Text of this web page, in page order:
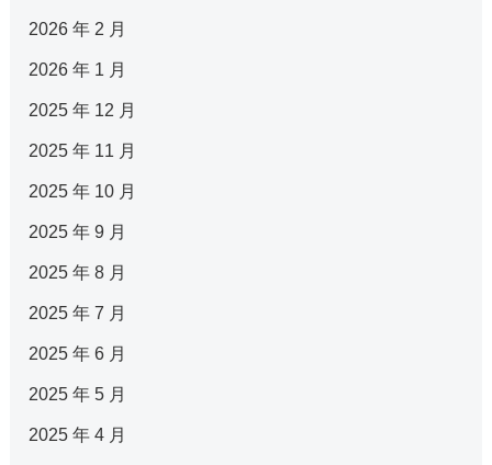
2026 年 2 月
2026 年 1 月
2025 年 12 月
2025 年 11 月
2025 年 10 月
2025 年 9 月
2025 年 8 月
2025 年 7 月
2025 年 6 月
2025 年 5 月
2025 年 4 月